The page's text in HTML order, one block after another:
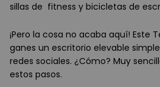
sillas de fitness y bicicletas de
¡Pero la cosa no acaba aquí! Este
ganes un escritorio elevable
redes sociales. ¿Cómo? Muy
estos pasos.